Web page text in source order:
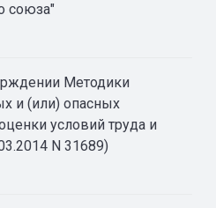
союза"
Методики
и (или) опасных
условий труда и
N 31689)